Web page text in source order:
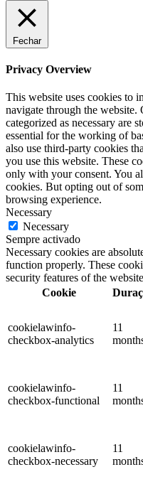
Fechar
Privacy Overview
This website uses cookies to
navigate through the website.
categorized as necessary are
essential for the working of
also use third-party cookies
you use this website. These
only with your consent. You
cookies. But opting out of
browsing experience.
Necessary
Necessary
Sempre activado
Necessary cookies are
function properly. These
security features of the
Cookie
cookielawinfo-
checkbox-analytics
11
cookielawinfo-
checkbox-functional
11
cookielawinfo-
checkbox-necessary
11